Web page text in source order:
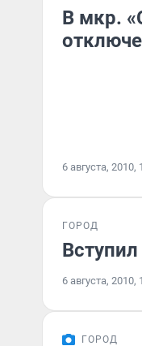
В мкр.
6 августа, 2010,
ГОРОД
6 августа, 2010,
ГОРОД